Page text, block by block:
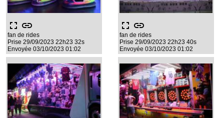
fullscreen link
fan de rides
Prise 29/09/2023 22h23 32s
Envoyée 03/10/2023 01:02
fullscreen link
fan de rides
Prise 29/09/2023 22h23 40s
Envoyée 03/10/2023 01:02